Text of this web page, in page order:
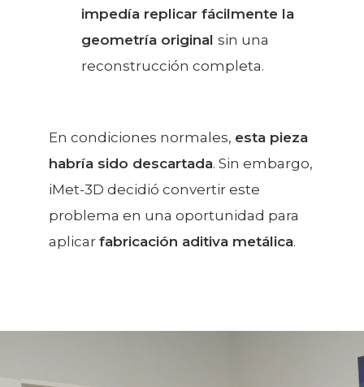
impedía replicar fácilmente la
geometría original sin una
reconstrucción completa.
En condiciones normales, esta pieza
habría sido descartada. Sin embargo,
iMet-3D decidió convertir este
problema en una oportunidad para
aplicar fabricación aditiva metálica.